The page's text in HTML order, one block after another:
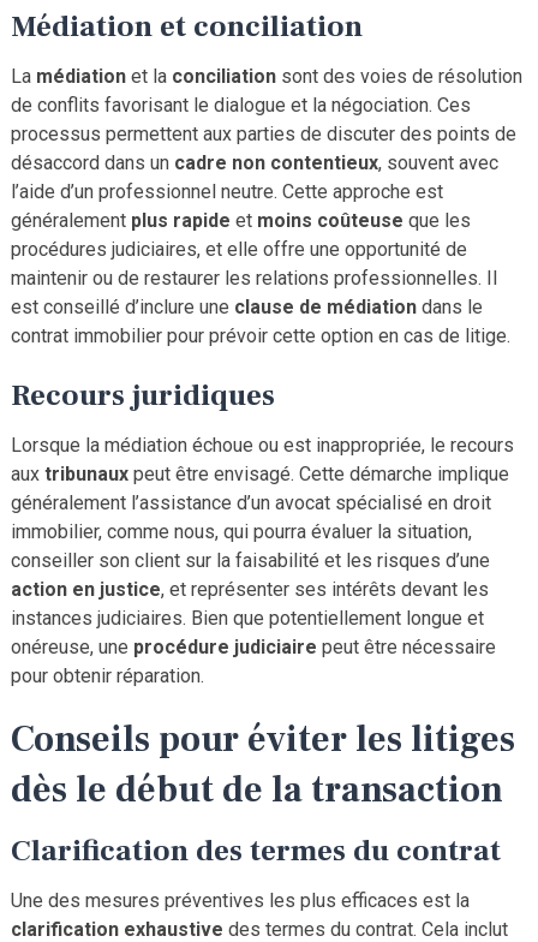
Médiation et conciliation
La médiationet la conciliationsont des voies de résolution
de conflits favorisant le dialogue et la négociation. Ces
processus permettent aux parties de discuter des points de
désaccord dans un cadre non contentieux, souvent avec
l’aide d’un professionnel neutre. Cette approche est
généralement plus rapide et moins coûteuse que les
procédures judiciaires, et elle offre une opportunité de
maintenir ou de restaurer les relations professionnelles. Il
est conseillé d’inclure une clause de médiationdans le
contrat immobilier pour prévoir cette option en cas de litige.
Recours juridiques
Lorsque la médiation échoue ou est inappropriée, le recours
aux tribunauxpeut être envisagé. Cette démarche implique
généralement l’assistance d’un avocat spécialisé en droit
immobilier, comme nous, qui pourra évaluer la situation,
conseiller son client sur la faisabilité et les risques d’une
action en justice, et représenter ses intérêts devant les
instances judiciaires. Bien que potentiellement longue et
onéreuse, une procédure judiciaire peut être nécessaire
pour obtenir réparation.
Conseils pour éviter les litiges
dès le début de la transaction
Clarification des termes du contrat
Une des mesures préventives les plus efficaces est la
clarification exhaustive des termes du contrat. Cela inclut